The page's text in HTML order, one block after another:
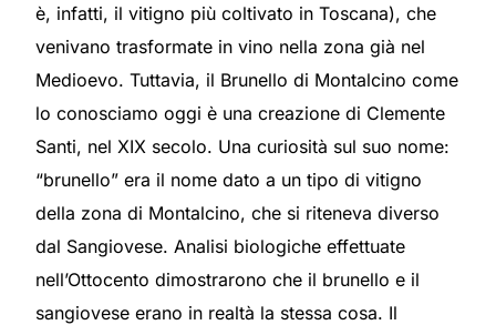
è, infatti, il vitigno più coltivato in Toscana), che
venivano trasformate in vino nella zona già nel
Medioevo. Tuttavia, il Brunello di Montalcino come
lo conosciamo oggi è una creazione di Clemente
Santi, nel XIX secolo. Una curiosità sul suo nome:
“brunello” era il nome dato a un tipo di vitigno
della zona di Montalcino, che si riteneva diverso
dal Sangiovese. Analisi biologiche effettuate
nell’Ottocento dimostrarono che il brunello e il
sangiovese erano in realtà la stessa cosa. Il